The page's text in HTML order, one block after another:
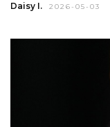
Daisy I. 2026-05-03